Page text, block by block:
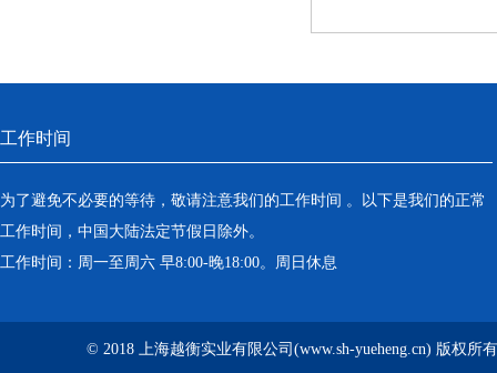
工作时间
为了避免不必要的等待，敬请注意我们的工作时间 。以下是我们的正常
工作时间，中国大陆法定节假日除外。
工作时间：周一至周六 早8:00-晚18:00。周日休息
© 2018 上海越衡实业有限公司(www.sh-yueheng.cn) 版权所